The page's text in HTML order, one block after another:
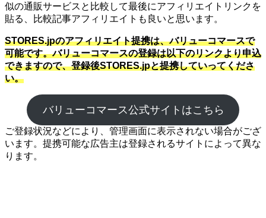
似の通販サービスと比較して最後にアフィリエイトリンクを
貼る、比較記事アフィリエイトも良いと思います。
STORES.jpのアフィリエイト提携は、バリューコマースで
可能です。バリューコマースの登録は以下のリンクより申込
できますので、登録後STORES.jpと提携していってくださ
い。
バリューコマース公式サイトはこちら
ご登録状況などにより、管理画面に表示されない場合がござ
います。提携可能な広告主は登録されるサイトによって異な
ります。